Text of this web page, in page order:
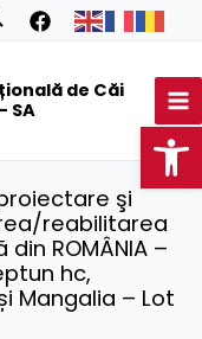
de Căi
SA
şi
reabilitarea
ROMÂNIA –
hc,
Mangalia – Lot